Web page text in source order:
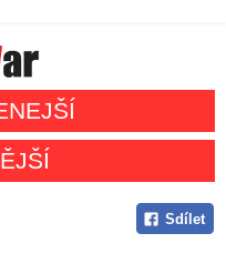
Sdílet